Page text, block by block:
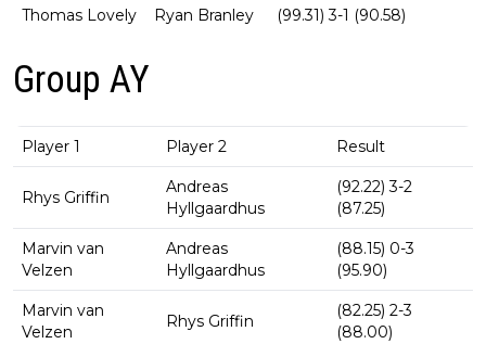
Thomas Lovely Ryan Branley (99.31) 3-1 (90.58)
Group AY
Player 1 Player 2 Result
Rhys Griffin
Andreas
Hyllgaardhus
(92.22) 3-2
(87.25)
Marvin van
Velzen
Andreas
Hyllgaardhus
(88.15) 0-3
(95.90)
Marvin van
Velzen
Rhys Griffin
(82.25) 2-3
(88.00)